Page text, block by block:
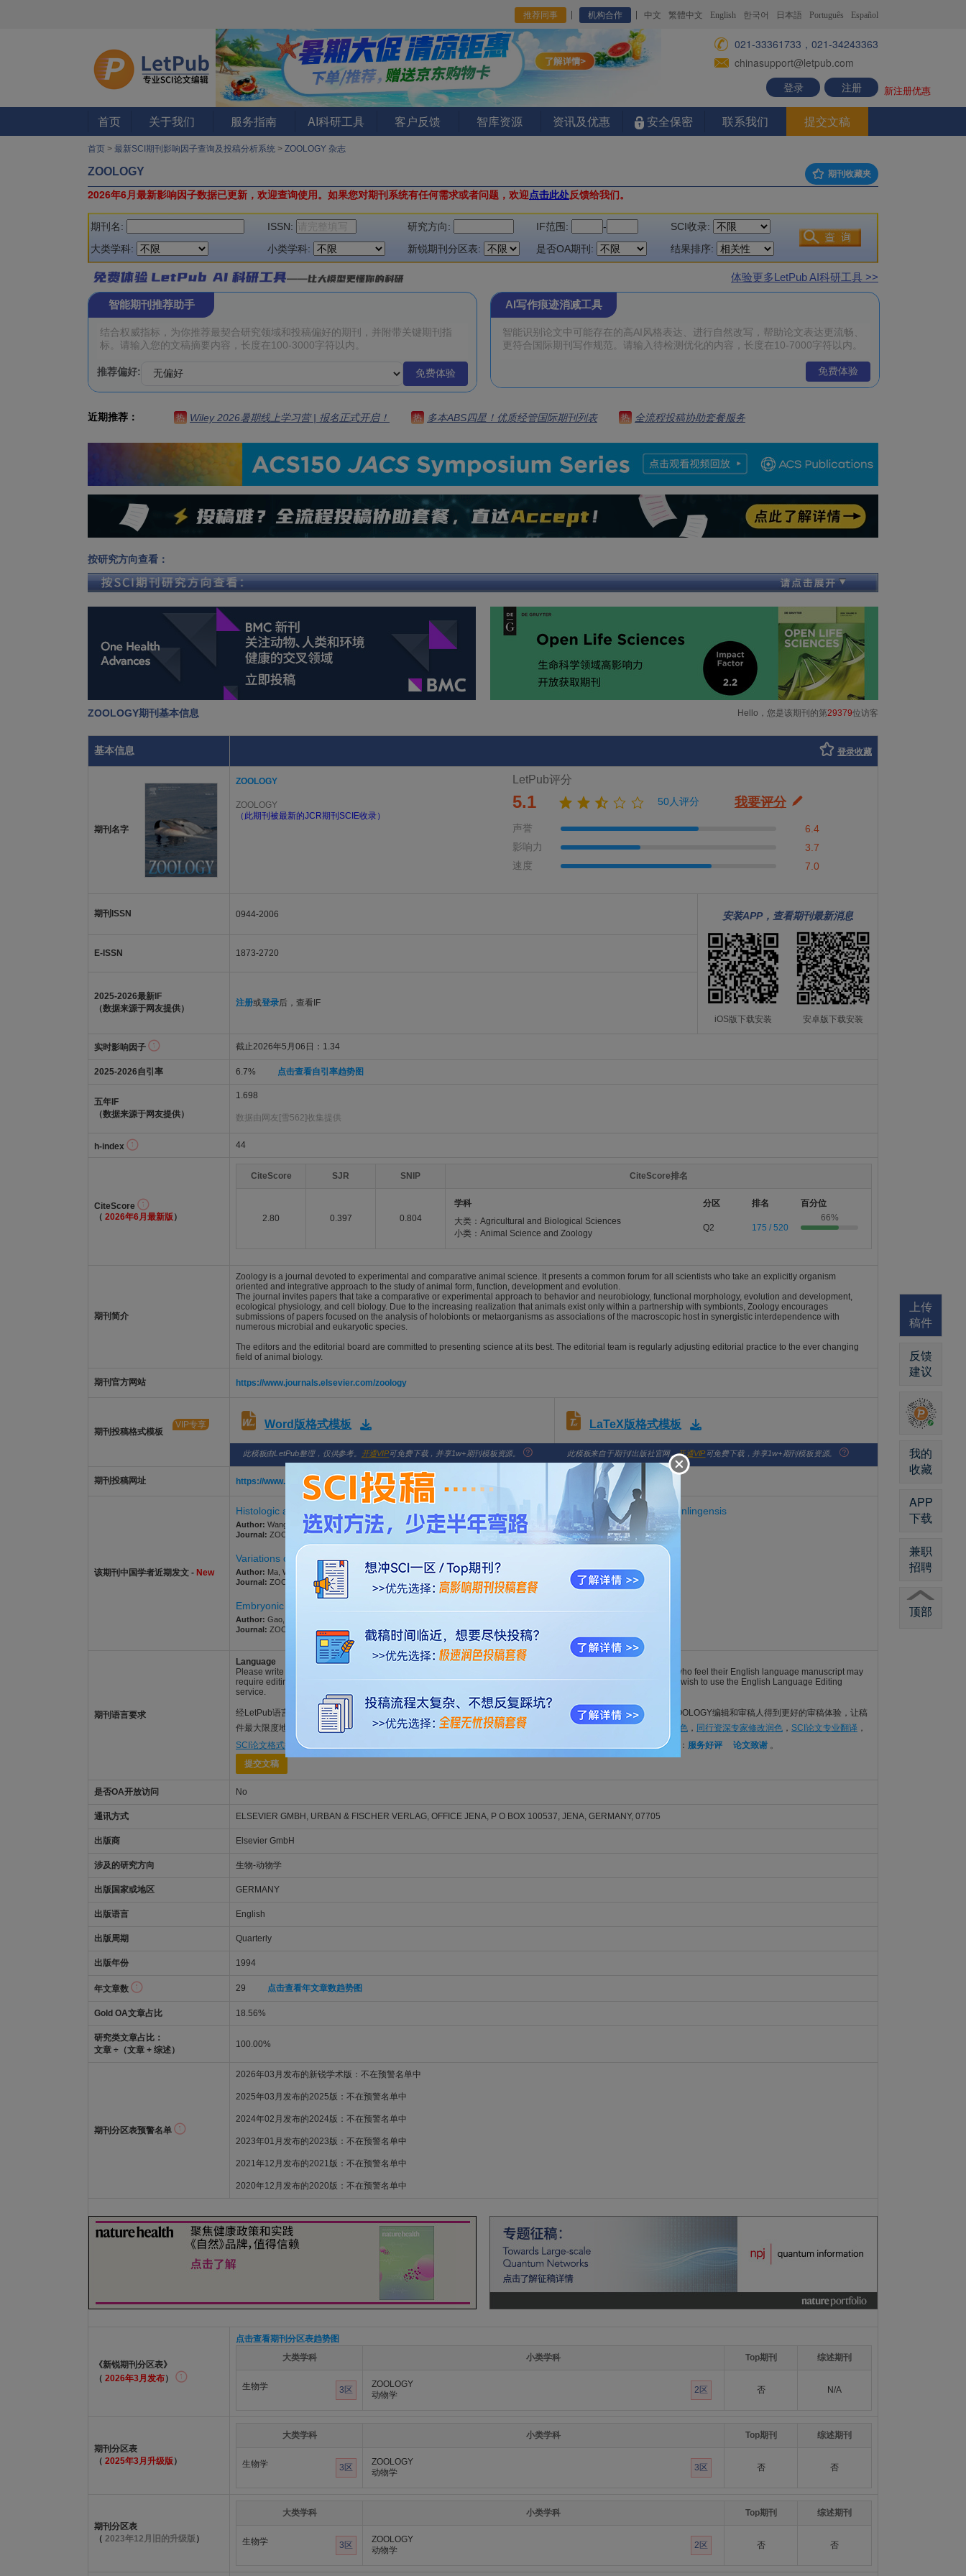
推荐同事 机构合作 中文 繁體中文 English 한국어 日本語 Português Español
021-33361733，021-34243363
chinasupport@letpub.com
登录
注册 新注册优惠
首页 关于我们 服务指南 AI科研工具 客户反馈 智库资源 资讯及优惠 安全保密 联系我们 提交文稿
首页 > 最新SCI期刊影响因子查询及投稿分析系统 > ZOOLOGY 杂志
ZOOLOGY 期刊收藏夹
2026年6月最新影响因子数据已更新，欢迎查询使用。 如果您对期刊系统有任何需求或者问题，欢迎点击此处反馈给我们。
期刊名: ISSN: 研究方向: IF范围: -
SCI收录:
大类学科:
小类学科: 新锐期刊分区表: 是否OA期刊: 结果排序:
体验更多LetPub AI科研工具 >>
智能期刊推荐助手
推荐偏好: 免费体验
AI写作痕迹消减工具
免费体验
近期推荐： 热 Wiley 2026暑期线上学习营 | 报名正式开启！ 热 多本ABS四星！优质经管国际期刊列表 热 全流程投稿协助套餐服务
按研究方向查看：
ZOOLOGY期刊基本信息 Hello，您是该期刊的第29379位访客
基本信息 登录收藏
期刊名字
ZOOLOGY
ZOOLOGY
（此期刊被最新的JCR期刊SCIE收录）
LetPub评分
5.1 50人评分 我要评分
声誉
6.4
影响力
3.7
速度
7.0
期刊ISSN 0944-2006 安装APP，查看期刊最新消息
iOS版下载安装 安卓版下载安装
E-ISSN 1873-2720
2025-2026最新IF
（数据来源于网友提供）
注册或登录后，查看IF
实时影响因子 截止2026年5月06日：1.34
2025-2026自引率 6.7% 点击查看自引率趋势图
五年IF
（数据来源于网友提供）
1.698
数据由网友[雪562]收集提供
h-index 44
CiteScore
（ 2026年6月最新版 ）
CiteScore SJR SNIP CiteScore排名
2.80 0.397 0.804
学科 分区 排名
百分位
大类：Agricultural and Biological Sciences
小类：Animal Science and Zoology
Q2 175 / 520
66%
期刊简介
Zoology is a journal devoted to experimental and comparative animal science. It presents a common forum for all scientists who take an explicitly organism
oriented and integrative approach to the study of animal form, function, development and evolution.
The journal invites papers that take a comparative or experimental approach to behavior and neurobiology, functional morphology, evolution and development,
ecological physiology, and cell biology. Due to the increasing realization that animals exist only within a partnership with symbionts, Zoology encourages
submissions of papers focused on the analysis of holobionts or metaorganisms as associations of the macroscopic host in synergistic interdependence with
numerous microbial and eukaryotic species.
The editors and the editorial board are committed to presenting science at its best. The editorial team is regularly adjusting editorial practice to the ever changing
field of animal biology.
期刊官方网站 https://www.journals.elsevier.com/zoology
期刊投稿格式模板
VIP专享 Word版格式模板 LaTeX版格式模板
此模板由LetPub整理，仅供参考。 开通VIP可免费下载，并享1w+期刊模板资源。 此模板来自于期刊/出版社官网。开通VIP 可免费下载，并享1w+期刊模板资源。
期刊投稿网址 https://www.editorialmanager.com/ZOOL
该期刊中国学者近期发文 - New
Histologic and immunohistochemical changes in amputated and scarring lizard limb of Scincella tsinlingensis
Author: Wang, Xinyue; Zhang, Huihui; Zhang, Yiwen; Gao, Yuwei; Yang, Chun
Journal: ZOOLOGY. 2026; Vol. 175, Issue , pp. -. DOI: 10.1016/j.zool.2026.126327
Variations of larval ommatidia in four species of Bittacidae (Insecta: Mecoptera)
Author: Ma, Wan-Ruo; Bai, Jia-Li; Hua, Bao-Zhen
Journal: ZOOLOGY. 2025; Vol. 171, Issue , pp. -. DOI: 10.1016/j.zool.2025.126279
Embryonic behavior and skeletogenesis in developing skate Okamejei kenojei
Author: Gao, Guang; Guan, Bingxin; Shao, Guangbin; Zhang, Jiawei; Xiao, Zhizhong; Wang, Kun
Journal: ZOOLOGY. 2025; Vol. 170, Issue , pp. -. DOI: 10.1016/j.zool.2025.126270
期刊语言要求
Language
Please write your text in good English (American or British usage is accepted, but not a mixture of these). Authors who feel their English language manuscript may
require editing to eliminate possible grammatical or spelling errors and to conform to correct scientific English may wish to use the English Language Editing
service.
经LetPub语言功底雄厚的美籍native English speaker精心编辑的稿件，不仅能满足ZOOLOGY的语言要求，还能让ZOOLOGY编辑和审稿人得到更好的审稿体验，让稿
件最大限度地被ZOOLOGY编辑和审稿人充分理解和公正评估。LetPub的专业SCI论文编辑服务（包括
SCI论文英语润色 ， 同行资深专家修改润色 ， SCI论文专业翻译 ，
SCI论文格式排版， 等）帮助作者准备稿件，已助力全球15万+作者顺利发表论文。部分发表范例可查看： 服务好评 论文致谢 。
提交文稿
是否OA开放访问 No
通讯方式 ELSEVIER GMBH, URBAN & FISCHER VERLAG, OFFICE JENA, P O BOX 100537, JENA, GERMANY, 07705
出版商 Elsevier GmbH
涉及的研究方向 生物-动物学
出版国家或地区 GERMANY
出版语言 English
出版周期 Quarterly
出版年份 1994
年文章数 29 点击查看年文章数趋势图
Gold OA文章占比 18.56%
研究类文章占比：
文章 ÷（文章 + 综述）
100.00%
期刊分区表预警名单
2026年03月发布的新锐学术版：不在预警名单中
2025年03月发布的2025版：不在预警名单中
2024年02月发布的2024版：不在预警名单中
2023年01月发布的2023版：不在预警名单中
2021年12月发布的2021版：不在预警名单中
2020年12月发布的2020版：不在预警名单中
《新锐期刊分区表》
（ 2026年3月发布）
点击查看期刊分区表趋势图
大类学科
小类学科 Top期刊 综述期刊
生物学 3区
ZOOLOGY
动物学
2区 否 N/A
期刊分区表
（ 2025年3月升级版 ）
大类学科 小类学科 Top期刊 综述期刊
生物学 3区
ZOOLOGY
动物学
3区 否 否
期刊分区表
（ 2023年12月旧的升级版 ）
大类学科 小类学科 Top期刊 综述期刊
生物学 3区
ZOOLOGY
动物学
2区 否 否
上传
稿件
反馈
建议
我的
收藏
APP
下载
兼职
招聘
顶部